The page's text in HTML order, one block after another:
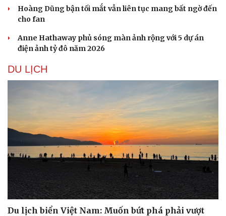
Phòng mạch online
Ăn sạch sống khỏe
Hoàng Dũng bận tối mắt vẫn liên tục mang bất ngờ đến
cho fan
Anne Hathaway phủ sóng màn ảnh rộng với 5 dự án
điện ảnh tỷ đô năm 2026
DU LỊCH
Du lịch biển Việt Nam: Muốn bứt phá phải vượt